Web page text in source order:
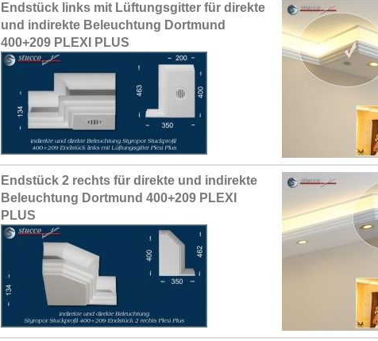
Endstück links mit Lüftungsgitter für direkte
und indirekte Beleuchtung Dortmund
400+209 PLEXI PLUS
Endstück 2 rechts für direkte und indirekte
Beleuchtung Dortmund 400+209 PLEXI
PLUS